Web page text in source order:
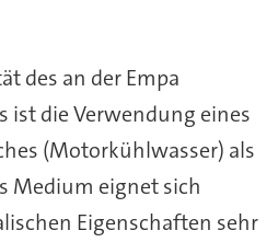
des an der Empa
ist die Verwendung eines
(Motorkühlwasser) als
Medium eignet sich
Eigenschaften sehr